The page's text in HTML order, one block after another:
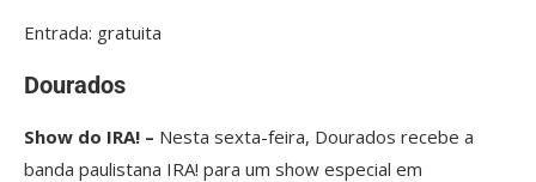
Entrada: gratuita
Dourados
Show do IRA! – Nesta sexta-feira, Dourados recebe a
banda paulistana IRA! para um show especial em